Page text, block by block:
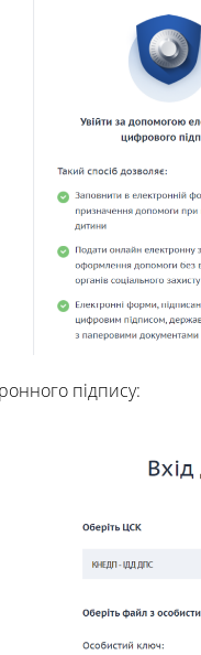
підпису: